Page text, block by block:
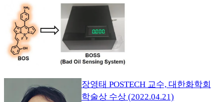
장영태 POSTECH 교수, 대한화학회
학술상 수상 (2022.04.21)